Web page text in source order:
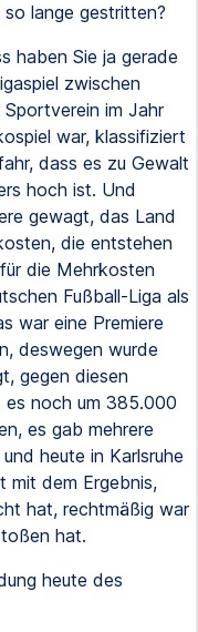
lange gestritten?
haben Sie ja gerade
zwischen
Sportverein im Jahr
war, klassifiziert
dass es zu Gewalt
hoch ist. Und
gewagt, das Land
die entstehen
die Mehrkosten
Fußball-Liga als
war eine Premiere
deswegen wurde
gegen diesen
es noch um 385.000
es gab mehrere
heute in Karlsruhe
mit dem Ergebnis,
hat, rechtmäßig war
hat.
heute des